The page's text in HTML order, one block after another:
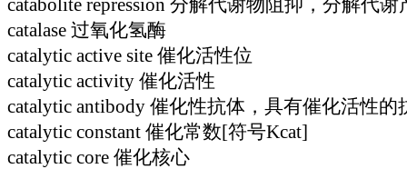
catabolite repression 分解代谢物阻抑，分解代
catalase 过氧化氢酶
catalytic active site 催化活性位
catalytic activity 催化活性
catalytic antibody 催化性抗体，具有催化活性的
catalytic constant 催化常数[符号Kcat]
catalytic core 催化核心